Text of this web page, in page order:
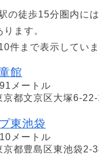
の徒歩15分圏内に
ます。
件まで表示していま
館
メートル
京都文京区大塚6-22-
東池袋
メートル
京都豊島区東池袋2-